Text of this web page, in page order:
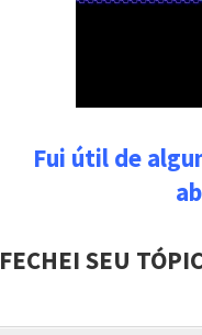
Fui útil de
FECHEI SEU